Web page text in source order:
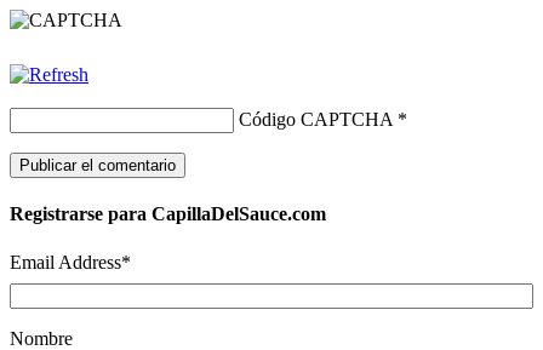
Código CAPTCHA *
Registrarse para CapillaDelSauce.com
Email Address*
Nombre